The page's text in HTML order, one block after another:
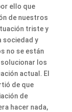
ello que
de nuestros
triste y
sociedad y
no se están
los
actual. El
de que
de
hacer nada,